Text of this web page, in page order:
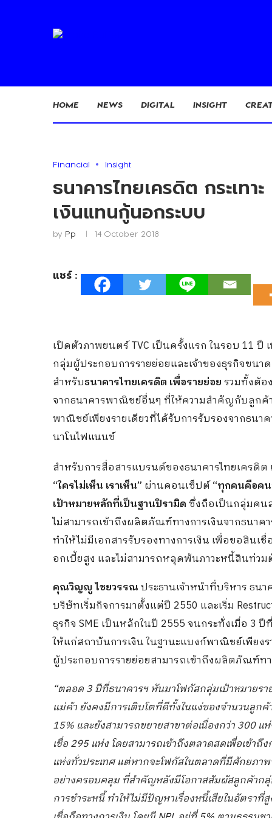
HOME NEWS DIGITAL INSIGHT
Financial Insight
ธนาคารไทยเครดิต กระเท
เงินแทนกู้นอกระบบ
by Pp 14 October 2018
แชร์ :
เปิดตัวภาพยนตร์ TVC เป็นครั้งแรก ในรอบ 11 ปี
กลุ่มผู้ประกอบการรายย่อยและเจ้าของธุรกิจขนาด
สำหรับธนาคารไทยเครดิต เพื่อรายย่อยรวมทั้งต้อ
จากธนาคารพาณิชย์อื่นๆ ที่ให้ความสำคัญกับลูกค้
พาณิชย์เพียงรายเดียวที่ได้รับการรับรองจากธนา
นาโนไฟแนนซ์
สำหรับการสื่อสารแบรนด์ของธนาคารไทยเครดิ
“ใครไม่เห็น เราเห็น” ผ่านคอนเซ็ปต์“ทุกคนคือค
เป้าหมายหลักที่เป็นฐานปิรามิดซึ่งถือเป็นกลุ่มคน
ไม่สามารถเข้าถึงผลิตภัณฑ์ทางการเงินจากธนา
ทำให้ไม่มีเอกสารรับรองทางการเงิน เพื่อขอสินเ
อกเบี้ยสูง และไม่สามารถหลุดพ้นภาวะหนี้สินท่วม
คุณวิญญู ไชยวรรณประธานเจ้าหน้าที่บริหาร ธน
บริษัทเริ่มกิจการมาตั้งแต่ปี 2550 และเริ่ม
ธุรกิจ SME เป็นหลักในปี 2555 จนกระทั่งเมื่อ 3
ให้แก่สถาบันการเงิน ในฐานะแบงก์พาณิชย์เพียง
ผู้ประกอบการรายย่อยสามารถเข้าถึงผลิตภัณฑ์ท
“ตลอด 3 ปีที่ธนาคารฯ หันมาโฟกัสกลุ่มเป้าหมายร
แม่ค้า ยังคงมีการเติบโตที่ดีทั้งในแง่ของจำนวนลูก
15% และยังสามารถขยายสาขาต่อเนื่องกว่า 300 แ
เชื่อ 295 แห่ง โดยสามารถเข้าถึงตลาดสดเพื่อเข้า
แห่งทั่วประเทศ แต่หากจะโฟกัสในตลาดที่มีศักยภา
อย่างครอบคลุม ที่สำคัญหลังมีโอกาสสัมผัสลูกค้าก
การชำระหนี้ ทำให้ไม่มีปัญหาเรื่องหนี้เสียในอัตรา